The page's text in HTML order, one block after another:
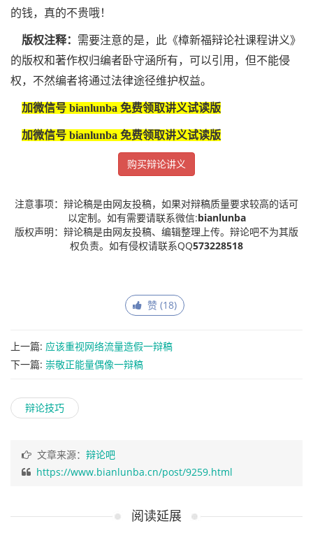
的钱，真的不贵哦！
版权注释： 需要注意的是，此《樟新福辩论社课程讲义》
的版权和著作权归编者卧守涵所有，可以引用，但不能侵
权，不然编者将通过法律途径维护权益。
加微信号 bianlunba 免费领取讲义试读版
加微信号 bianlunba 免费领取讲义试读版
购买辩论讲义
注意事项：辩论稿是由网友投稿，如果对辩稿质量要求较高的话可
以定制。如有需要请联系微信:bianlunba
版权声明：辩论稿是由网友投稿、编辑整理上传。辩论吧不为其版
权负责。如有侵权请联系QQ573228518
赞 (18)
上一篇: 应该重视网络流量造假一辩稿
下一篇: 崇敬正能量偶像一辩稿
辩论技巧
文章来源： 辩论吧
https://www.bianlunba.cn/post/9259.html
阅读延展